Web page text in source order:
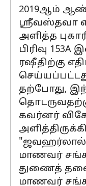
2019ஆம்
ஸ்ரீவஸ்தவா
அளித்த
பிரிவு
ரஷீதிற்கு
தற்போது,
கவர்னர்
"ஜவஹர்லால்
மாணவர்
துணைத்
மாணவர்